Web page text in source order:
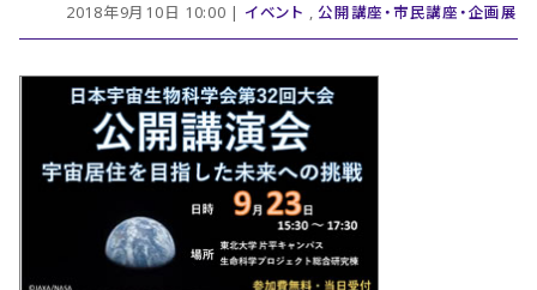
2018年9月10日 10:00 | イベント ,公開講座・市民講座・企画展